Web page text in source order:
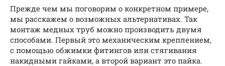
Прежде чем мы поговорим о конкретном примере,
мы расскажем о возможных альтернативах. Так
монтаж медных труб можно производить двумя
способами. Первый это механическим креплением,
с помощью обжимки фитингов или стягивания
накидными гайками, а второй вариант это пайка.